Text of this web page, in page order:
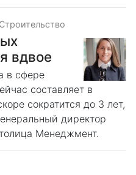
Строительство
вдвое
в сфере
составляет в
сократится до 3 лет,
директор
Менеджмент.